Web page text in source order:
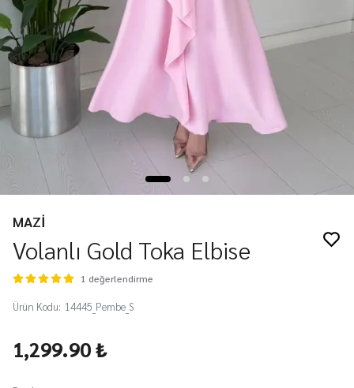
MAZİ
Volanlı Gold Toka Elbise
1 değerlendirme
Ürün Kodu: 14445_Pembe_S
1,299.90 ₺